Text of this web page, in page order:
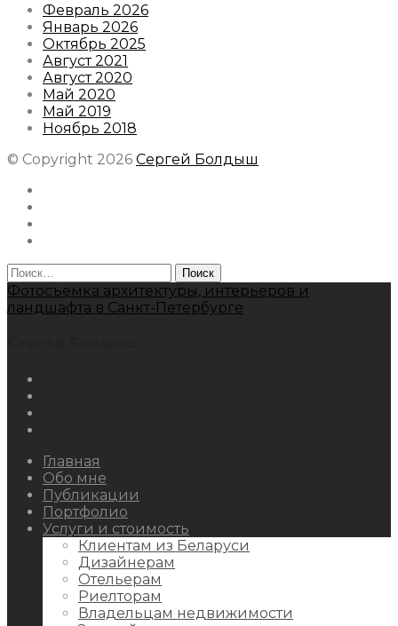
Февраль 2026
Январь 2026
Октябрь 2025
Август 2021
Август 2020
Май 2020
Май 2019
Ноябрь 2018
© Copyright 2026 Сергей Болдыш
Найти:
Фотосъемка архитектуры, интерьеров и
ландшафта в Санкт-Петербурге
Главная
Обо мне
Публикации
Портфолио
Услуги и стоимость
Клиентам из Беларуси
Дизайнерам
Отельерам
Риелторам
Владельцам недвижимости